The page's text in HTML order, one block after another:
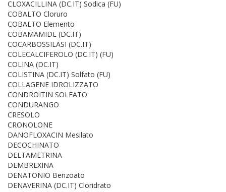
CLOXACILLINA (DC.IT) Sodica (FU)
COBALTO Cloruro
COBALTO Elemento
COBAMAMIDE (DC.IT)
COCARBOSSILASI (DC.IT)
COLECALCIFEROLO (DC.IT) (FU)
COLINA (DC.IT)
COLISTINA (DC.IT) Solfato (FU)
COLLAGENE IDROLIZZATO
CONDROITIN SOLFATO
CONDURANGO
CRESOLO
CRONOLONE
DANOFLOXACIN Mesilato
DECOCHINATO
DELTAMETRINA
DEMBREXINA
DENATONIO Benzoato
DENAVERINA (DC.IT) Cloridrato